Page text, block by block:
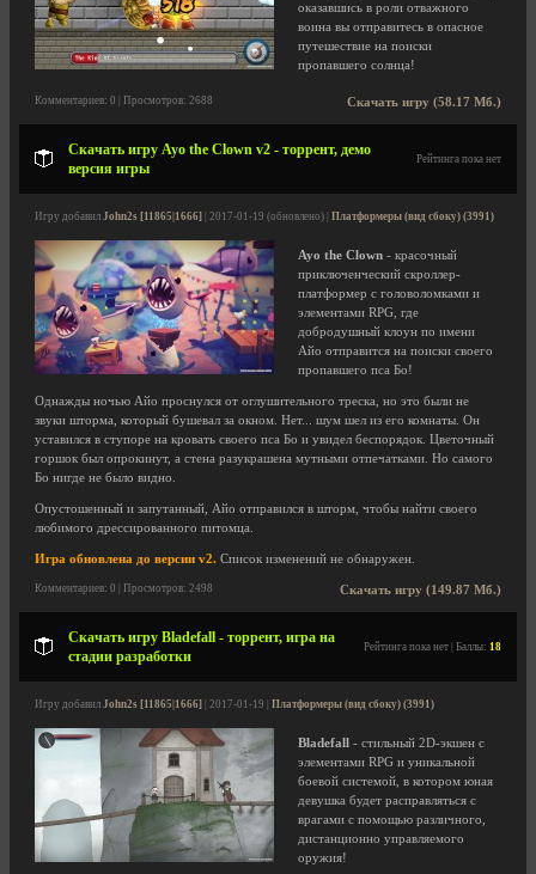
оказавшись в роли отважного
воина вы отправитесь в опасное
путешествие на поиски
пропавшего солнца!
Скачать игру (58.17 Мб.)
Комментариев: 0 | Просмотров: 2688
Скачать игру Ayo the Clown v2 - торрент, демо
версия игры
Рейтинга пока нет
Игру добавил John2s [11865|1666] | 2017-01-19 (обновлено) | Платформеры (вид сбоку) (3991)
Ayo the Clown - красочный
приключенческий скроллер-
платформер с головоломками и
элементами RPG, где
добродушный клоун по имени
Айо отправится на поиски своего
пропавшего пса Бо!
Однажды ночью Айо проснулся от оглушительного треска, но это были не
звуки шторма, который бушевал за окном. Нет... шум шел из его комнаты. Он
уставился в ступоре на кровать своего пса Бо и увидел беспорядок. Цветочный
горшок был опрокинут, а стена разукрашена мутными отпечатками. Но самого
Бо нигде не было видно.
Опустошенный и запутанный, Айо отправился в шторм, чтобы найти своего
любимого дрессированного питомца.
Игра обновлена до версии v2. Список изменений не обнаружен.
Скачать игру (149.87 Мб.)
Комментариев: 0 | Просмотров: 2498
Скачать игру Bladefall - торрент, игра на
стадии разработки
Рейтинга пока нет | Баллы: 18
Игру добавил John2s [11865|1666] | 2017-01-19 | Платформеры (вид сбоку) (3991)
Bladefall - стильный 2D-экшен с
элементами RPG и уникальной
боевой системой, в котором юная
девушка будет расправляться с
врагами с помощью различного,
дистанционно управляемого
оружия!